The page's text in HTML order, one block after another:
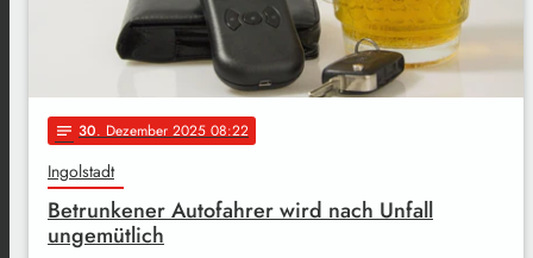
notes 30. Dezember 2025 08:22
Ingolstadt
Betrunkener Autofahrer wird nach Unfall
ungemütlich